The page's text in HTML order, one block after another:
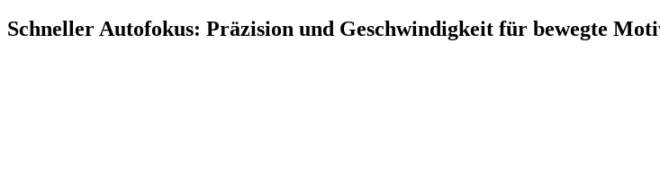
Schneller Autofokus: Präzision und Geschwindigkeit für bewegte